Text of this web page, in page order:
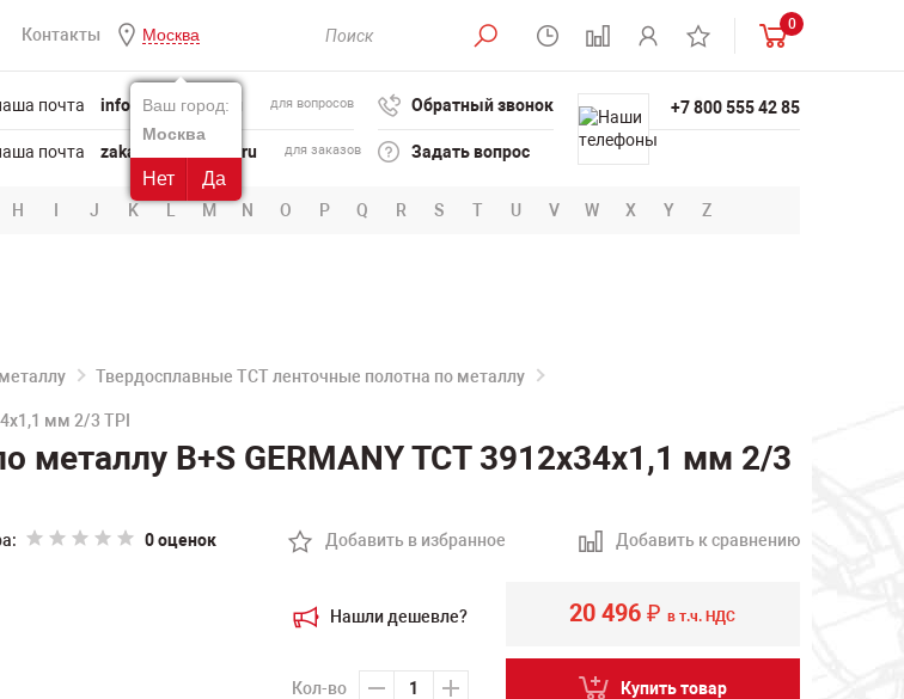
Контакты Москва
Ваш город:
Москва
Нет Да
0
info@powertool.ru для вопросов
zakaz@powertool.ru для заказов
Обратный звонок
Задать вопрос
+7 800 555 42 85
H I J K L M N O P Q R S T U V W X Y Z
Твердосплавные TCT ленточные полотна по металлу
мм 2/3 TPI
металлу B+S GERMANY TCT 3912х34х1,1 мм 2/3
0 оценок Добавить в избранное Добавить к сравнению
Нашли дешевле?
Кол-во
20 496₽ в т.ч. НДС
Купить товар